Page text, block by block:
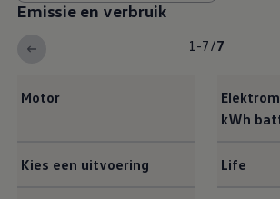
Emissie en verbruik
1-7/7
Motor
kWh
Kies een uitvoering Life